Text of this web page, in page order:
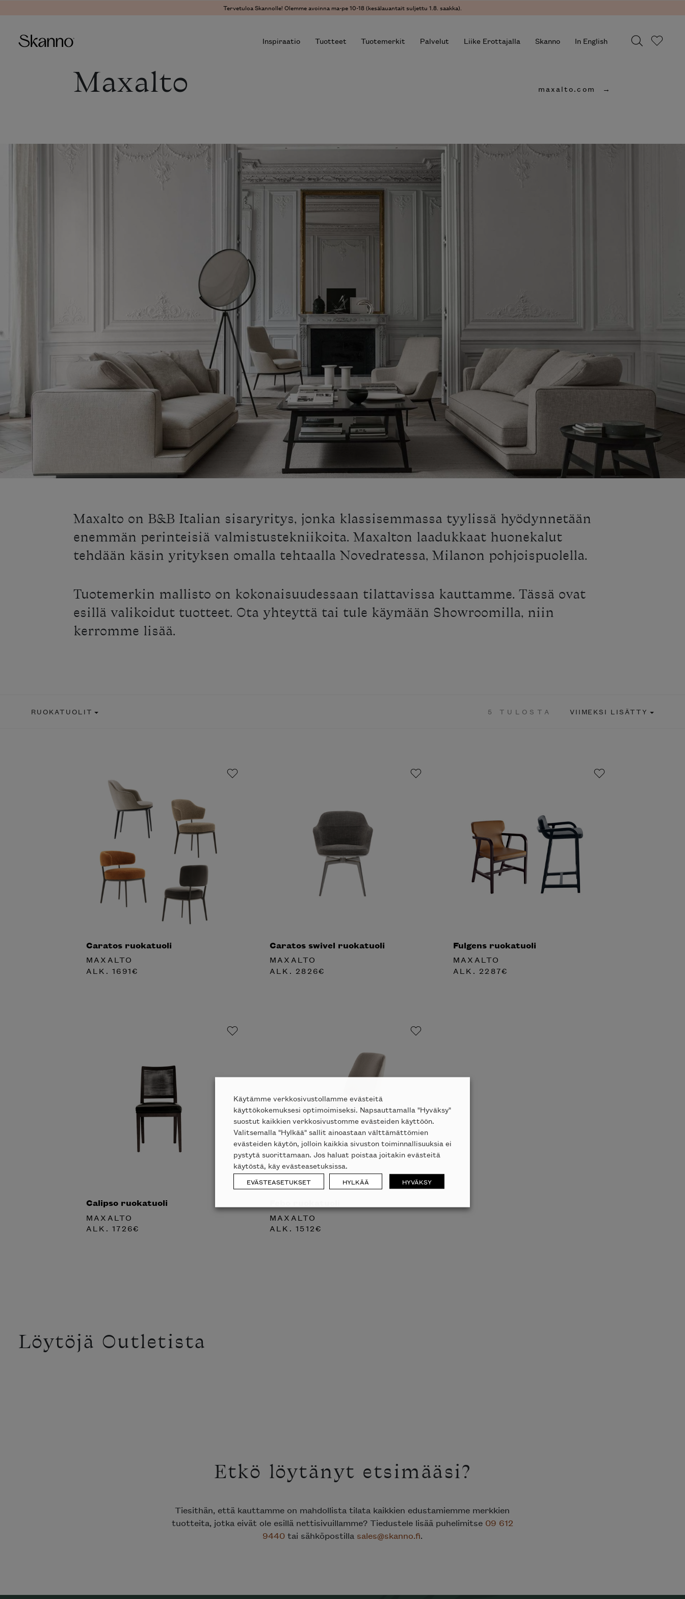
Tervetuloa Skannolle! Olemme avoinna ma-pe 10-18 (kesälauantait suljettu 1.8. saakka).
Inspiraatio Tuotteet Tuotemerkit Palvelut Liike Erottajalla Skanno In English
Maxalto maxalto.com
Maxalto on B&B Italian sisaryritys, jonka klassisemmassa tyylissä hyödynnetään
enemmän perinteisiä valmistustekniikoita. Maxalton laadukkaat huonekalut
tehdään käsin yrityksen omalla tehtaalla Novedratessa, Milanon pohjoispuolella.
Tuotemerkin mallisto on kokonaisuudessaan tilattavissa kauttamme. Tässä ovat
esillä valikoidut tuotteet. Ota yhteyttä tai tule käymään Showroomilla, niin
kerromme lisää.
RUOKATUOLIT 5 TULOSTA VIIMEKSI LISÄTTY
Caratos ruokatuoli
MAXALTO
ALK.1691€
Caratos swivel ruokatuoli
MAXALTO
ALK. 2826€
Fulgens ruokatuoli
MAXALTO
ALK. 2287€
Calipso ruokatuoli
MAXALTO
ALK.1726€
MAXALTO
ALK.1512€
Löytöjä Outletista
Etkö löytänyt etsimääsi?
Tiesithän, että kauttamme on mahdollista tilata kaikkien edustamiemme merkkien
tuotteita, jotka eivät ole esillä nettisivuillamme? Tiedustele lisää puhelimitse 09 612
9440tai sähköpostilla sales@skanno.fi.
Käytämme verkkosivustollamme evästeitä
käyttökokemuksesi optimoimiseksi. Napsauttamalla "Hyväksy"
suostut kaikkien verkkosivustomme evästeiden käyttöön.
Valitsemalla "Hylkää" sallit ainoastaan välttämättömien
evästeiden käytön, jolloin kaikkia sivuston toiminnallisuuksia ei
pystytä suorittamaan. Jos haluat poistaa joitakin evästeitä
käytöstä, käy evästeasetuksissa.
EVÄSTEASETUKSET HYLKÄÄ HYVÄKSY